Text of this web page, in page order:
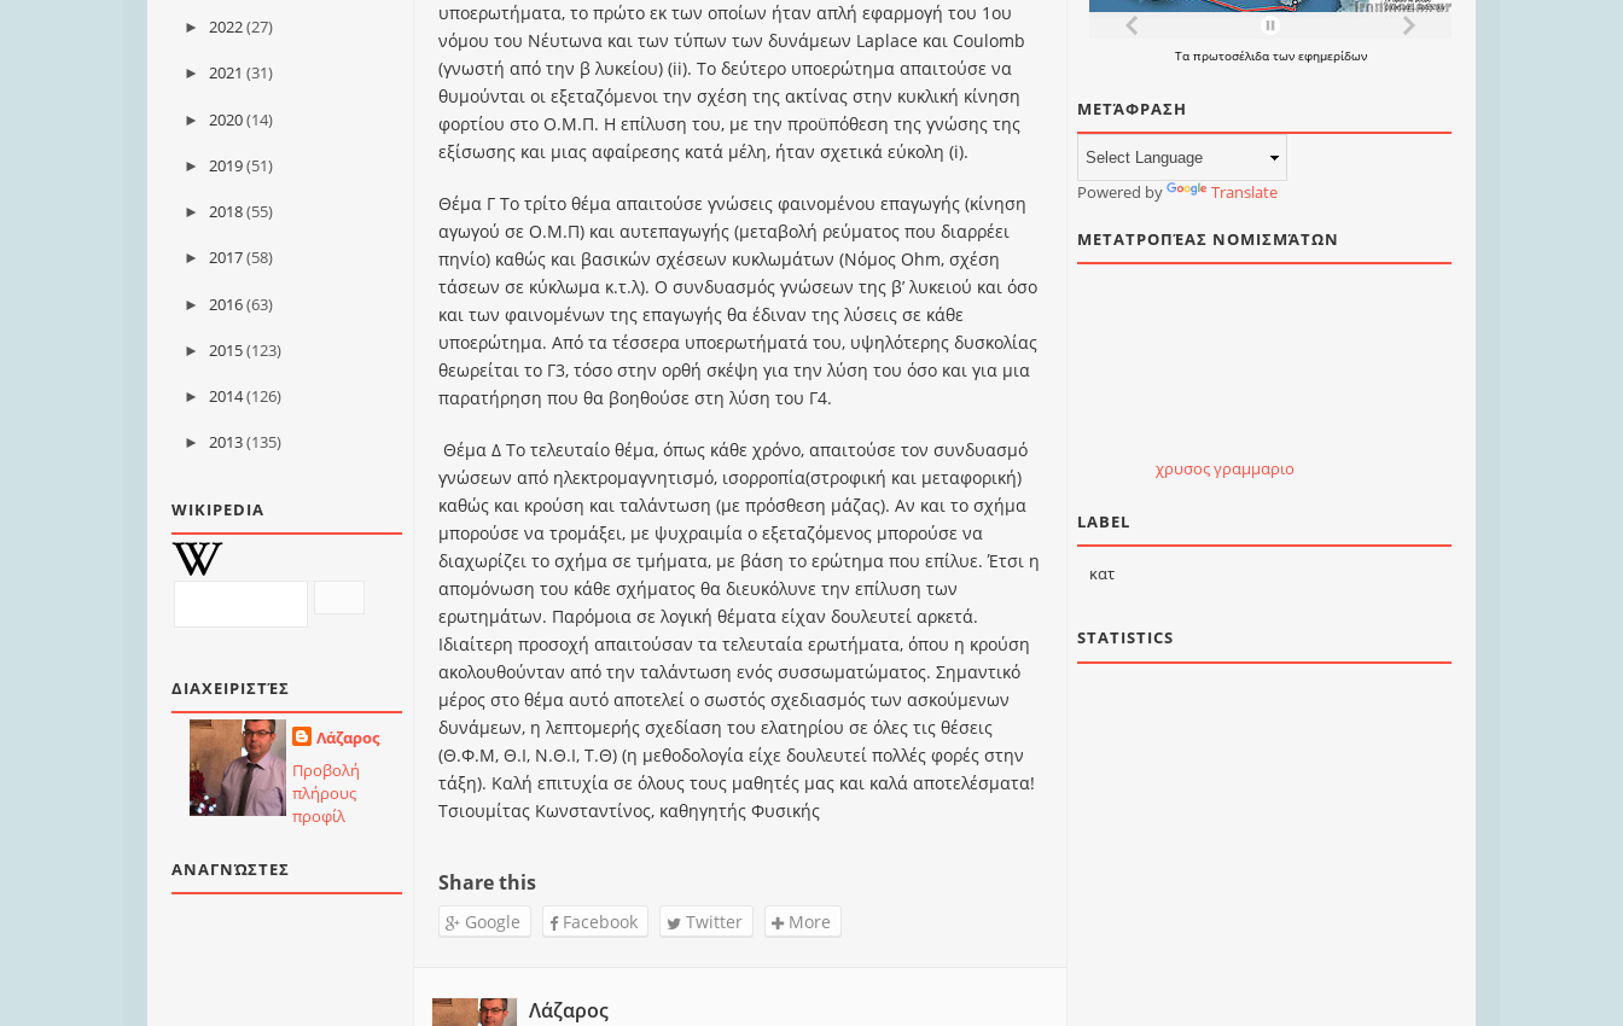
► 2022(27)
► 2021 (31)
► 2020(14)
► 2019(51)
► 2018(55)
► 2017(58)
► 2016(63)
► 2015(123)
► 2014(126)
► 2013(135)
WIKIPEDIA
ΔΙΑΧΕΙΡΙΣΤΈΣ
Λάζαρος
Προβολή
πλήρους
προφίλ
ΑΝΑΓΝΏΣΤΕΣ
υποερωτήματα, το πρώτο εκ των οποίων ήταν απλή εφαρμογή του 1ου
νόμου του Νέυτωνα και των τύπων των δυνάμεων Laplace και Coulomb
(γνωστή από την β λυκείου) (ii). To δεύτερο υποερώτημα απαιτούσε να
θυμούνται οι εξεταζόμενοι την σχέση της ακτίνας στην κυκλική κίνηση
φορτίου στο Ο.Μ.Π. Η επίλυση του, με την προϋπόθεση της γνώσης της
εξίσωσης και μιας αφαίρεσης κατά μέλη, ήταν σχετικά εύκολη (i).
Θέμα Γ Το τρίτο θέμα απαιτούσε γνώσεις φαινομένου επαγωγής (κίνηση
αγωγού σε Ο.Μ.Π) και αυτεπαγωγής (μεταβολή ρεύματος που διαρρέει
πηνίο) καθώς και βασικών σχέσεων κυκλωμάτων (Νόμος Ohm, σχέση
τάσεων σε κύκλωμα κ.τ.λ). Ο συνδυασμός γνώσεων της β’ λυκειού και όσο
και των φαινομένων της επαγωγής θα έδιναν της λύσεις σε κάθε
υποερώτημα. Από τα τέσσερα υποερωτήματά του, υψηλότερης δυσκολίας
θεωρείται το Γ3, τόσο στην ορθή σκέψη για την λύση του όσο και για μια
παρατήρηση που θα βοηθούσε στη λύση του Γ4.
Θέμα Δ Το τελευταίο θέμα, όπως κάθε χρόνο, απαιτούσε τον συνδυασμό
γνώσεων από ηλεκτρομαγνητισμό, ισορροπία(στροφική και μεταφορική)
καθώς και κρούση και ταλάντωση (με πρόσθεση μάζας). Αν και το σχήμα
μπορούσε να τρομάξει, με ψυχραιμία ο εξεταζόμενος μπορούσε να
διαχωρίζει το σχήμα σε τμήματα, με βάση το ερώτημα που επίλυε. Έτσι η
απομόνωση του κάθε σχήματος θα διευκόλυνε την επίλυση των
ερωτημάτων. Παρόμοια σε λογική θέματα είχαν δουλευτεί αρκετά.
Ιδιαίτερη προσοχή απαιτούσαν τα τελευταία ερωτήματα, όπου η κρούση
ακολουθούνταν από την ταλάντωση ενός συσσωματώματος. Σημαντικό
μέρος στο θέμα αυτό αποτελεί ο σωστός σχεδιασμός των ασκούμενων
δυνάμεων, η λεπτομερής σχεδίαση του ελατηρίου σε όλες τις θέσεις
(Θ.Φ.Μ, Θ.Ι, Ν.Θ.Ι, Τ.Θ) (η μεθοδολογία είχε δουλευτεί πολλές φορές στην
τάξη). Καλή επιτυχία σε όλους τους μαθητές μας και καλά αποτελέσματα!
Τσιουμίτας Κωνσταντίνος, καθηγητής Φυσικής
Share this
Google Facebook Twitter More
Λάζαρος
Τα πρωτοσέλιδα των εφημερίδων
ΜΕΤΆΦΡΑΣΗ
Powered by Translate
ΜΕΤΑΤΡΟΠΈΑΣ ΝΟΜΙΣΜΆΤΩΝ
χρυσος γραμμαριο
LABEL
κατ
STATISTICS